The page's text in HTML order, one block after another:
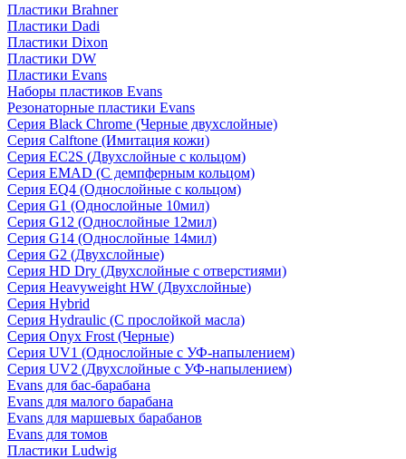
Пластики Brahner
Пластики Dadi
Пластики Dixon
Пластики DW
Пластики Evans
Наборы пластиков Evans
Резонаторные пластики Evans
Серия Black Chrome (Черные двухслойные)
Серия Calftone (Имитация кожи)
Серия EC2S (Двухслойные с кольцом)
Серия EMAD (С демпферным кольцом)
Серия EQ4 (Однослойные с кольцом)
Серия G1 (Однослойные 10мил)
Серия G12 (Однослойные 12мил)
Серия G14 (Однослойные 14мил)
Серия G2 (Двухслойные)
Серия HD Dry (Двухслойные с отверстиями)
Серия Heavyweight HW (Двухслойные)
Серия Hybrid
Серия Hydraulic (С прослойкой масла)
Серия Onyx Frost (Черные)
Серия UV1 (Однослойные с УФ-напылением)
Серия UV2 (Двухслойные с УФ-напылением)
Evans для бас-барабана
Evans для малого барабана
Evans для маршевых барабанов
Evans для томов
Пластики Ludwig